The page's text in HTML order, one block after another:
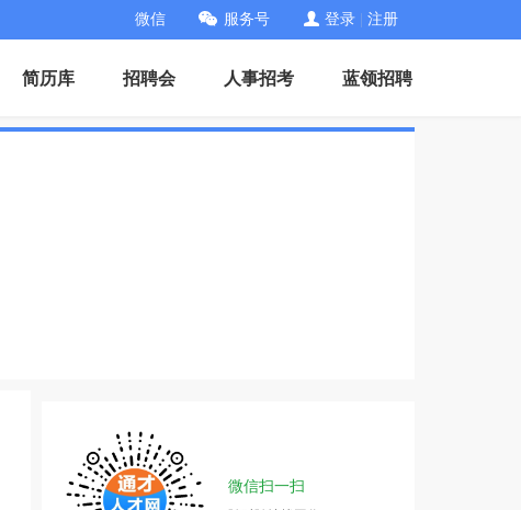
微信 服务号 登录 注册
简历库 招聘会 人事招考 蓝领招聘
微信扫一扫